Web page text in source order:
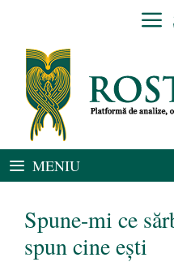
conținut
MENIU
Spune-mi ce
spun cine ești